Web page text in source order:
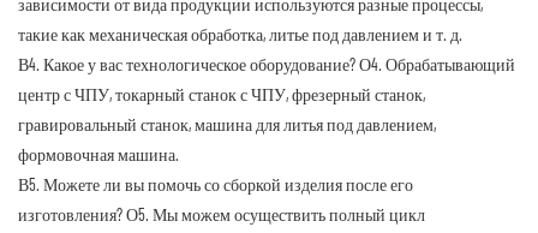
зависимости от вида продукции используются разные процессы,
такие как механическая обработка, литье под давлением и т. д.
В4. Какое у вас технологическое оборудование?О4. Обрабатывающий
центр с ЧПУ, токарный станок с ЧПУ, фрезерный станок,
гравировальный станок, машина для литья под давлением,
формовочная машина.
В5. Можете ли вы помочь со сборкой изделия после его
изготовления?О5. Мы можем осуществить полный цикл